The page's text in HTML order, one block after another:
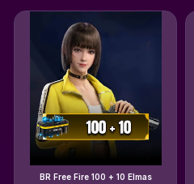
BR Free Fire 100 + 10 Elmas